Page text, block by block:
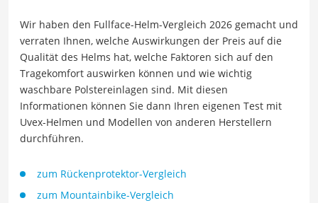
Wir haben den Fullface-Helm-Vergleich 2026 gemacht und
verraten Ihnen, welche Auswirkungen der Preis auf die
Qualität des Helms hat, welche Faktoren sich auf den
Tragekomfort auswirken können und wie wichtig
waschbare Polstereinlagen sind. Mit diesen
Informationen können Sie dann Ihren eigenen Test mit
Uvex-Helmen und Modellen von anderen Herstellern
durchführen.
zum Rückenprotektor-Vergleich
zum Mountainbike-Vergleich